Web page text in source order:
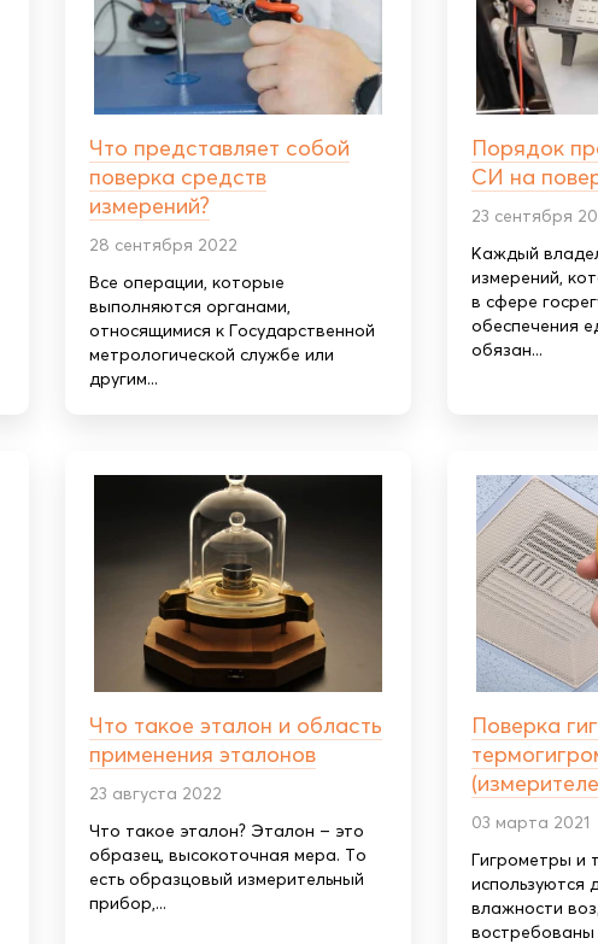
Что представляет собой
поверка средств
измерений?
28 сентября 2022
Все операции, которые
выполняются органами,
относящимися к Государственной
метрологической службе или
другим...
Порядок
СИ на
23 сентября
Каждый
измерений,
в сфере
обеспечения
обязан...
Что такое эталон и область
применения эталонов
23 августа 2022
Что такое эталон? Эталон – это
образец, высокоточная мера. То
есть образцовый измерительный
прибор,...
Поверка
03 марта 2021
Гигрометры и
используются
влажности
востребованы